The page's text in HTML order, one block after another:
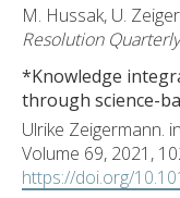
M. Hussak, U.
Resolution Quarterly
*Knowledge
through science-
Ulrike Zeigermann.
Volume 69, 2021,
https://doi.org/